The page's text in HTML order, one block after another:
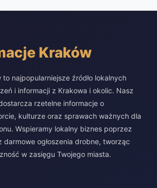
Kraków
najpopularniejsze źródło lokalnych
i informacji z Krakowa i okolic. Nasz
rzetelne informacje o
kulturze oraz sprawach ważnych dla
Wspieramy lokalny biznes poprzez
darmowe ogłoszenia drobne, tworząc
w zasięgu Twojego miasta.